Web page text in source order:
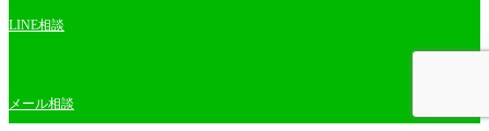
LINE相談
メール相談